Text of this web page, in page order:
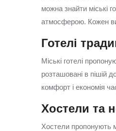
можна знайти міські
атмосферою. Кожен
Готелі
Міські готелі
розташовані в пішій
комфорт і економія
Хостели та
Хостели пропонують